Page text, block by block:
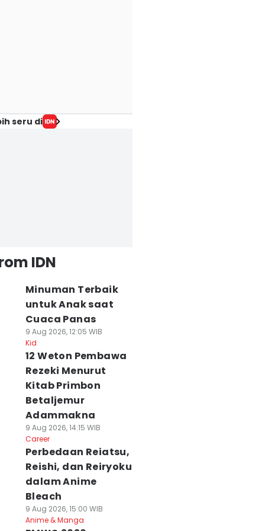
seru di
IDN
Minuman Terbaik
untuk Anak saat
Cuaca Panas
9 Aug 2026, 12:05 WIB
Kid
12 Weton Pembawa
Rezeki Menurut
Kitab Primbon
Betaljemur
Adammakna
9 Aug 2026, 14:15 WIB
Career
Perbedaan Reiatsu,
Reishi, dan Reiryoku
dalam Anime
Bleach
9 Aug 2026, 15:00 WIB
Anime & Manga